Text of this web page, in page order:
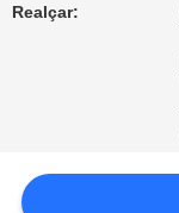
NOTÍCIA
SITE
Realçar: